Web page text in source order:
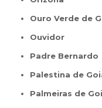
Ouro Verde de
Ouvidor
Padre Bernardo
Palestina de
Palmeiras de